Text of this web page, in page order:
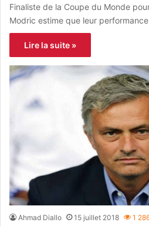
Finaliste de la Coupe du Monde
Modric estime que leur
Lire la suite »
Ahmad Diallo 15 juillet 2018 1